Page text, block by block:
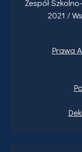
Zespół
2021 /
Prawa